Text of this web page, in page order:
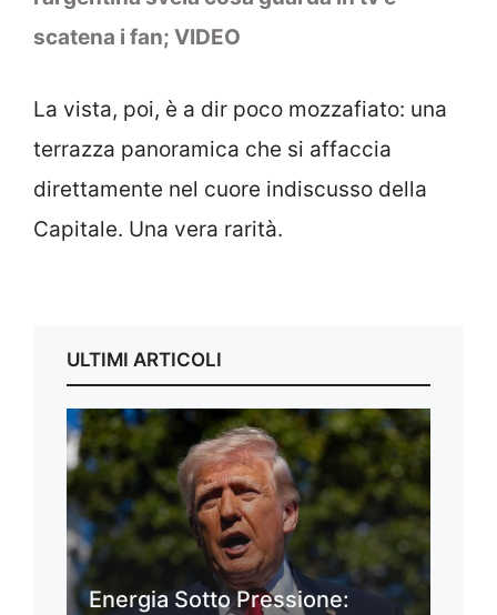
scatena i fan; VIDEO
La vista, poi, è a dir poco mozzafiato: una
terrazza panoramica che si affaccia
direttamente nel cuore indiscusso della
Capitale. Una vera rarità.
ULTIMI ARTICOLI
Energia Sotto Pressione: